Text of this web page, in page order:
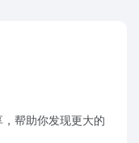
帮助你发现更大的